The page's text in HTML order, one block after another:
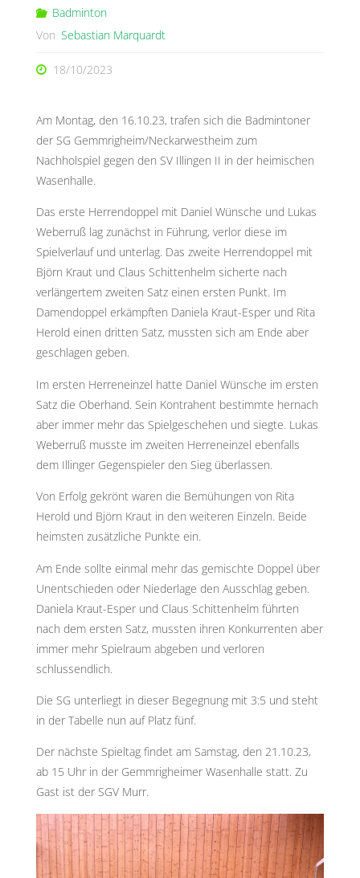
Badminton
Von Sebastian Marquardt
18/10/2023
Am Montag, den 16.10.23, trafen sich die Badmintoner
der SG Gemmrigheim/Neckarwestheim zum
Nachholspiel gegen den SV Illingen II in der heimischen
Wasenhalle.
Das erste Herrendoppel mit Daniel Wünsche und Lukas
Weberruß lag zunächst in Führung, verlor diese im
Spielverlauf und unterlag. Das zweite Herrendoppel mit
Björn Kraut und Claus Schittenhelm sicherte nach
verlängertem zweiten Satz einen ersten Punkt. Im
Damendoppel erkämpften Daniela Kraut-Esper und Rita
Herold einen dritten Satz, mussten sich am Ende aber
geschlagen geben.
Im ersten Herreneinzel hatte Daniel Wünsche im ersten
Satz die Oberhand. Sein Kontrahent bestimmte hernach
aber immer mehr das Spielgeschehen und siegte. Lukas
Weberruß musste im zweiten Herreneinzel ebenfalls
dem Illinger Gegenspieler den Sieg überlassen.
Von Erfolg gekrönt waren die Bemühungen von Rita
Herold und Björn Kraut in den weiteren Einzeln. Beide
heimsten zusätzliche Punkte ein.
Am Ende sollte einmal mehr das gemischte Doppel über
Unentschieden oder Niederlage den Ausschlag geben.
Daniela Kraut-Esper und Claus Schittenhelm führten
nach dem ersten Satz, mussten ihren Konkurrenten aber
immer mehr Spielraum abgeben und verloren
schlussendlich.
Die SG unterliegt in dieser Begegnung mit 3:5 und steht
in der Tabelle nun auf Platz fünf.
Der nächste Spieltag findet am Samstag, den 21.10.23,
ab 15 Uhr in der Gemmrigheimer Wasenhalle statt. Zu
Gast ist der SGV Murr.